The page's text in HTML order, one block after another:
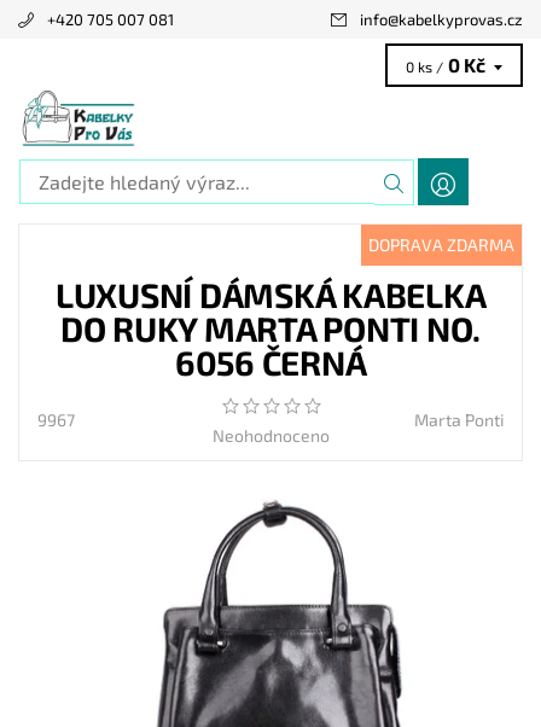
+420 705 007 081 info@kabelkyprovas.cz
0 ks / 0 Kč
DOPRAVA ZDARMA
LUXUSNÍ DÁMSKÁ KABELKA
DO RUKY MARTA PONTI NO.
6056 ČERNÁ
9967
Neohodnoceno
Marta Ponti